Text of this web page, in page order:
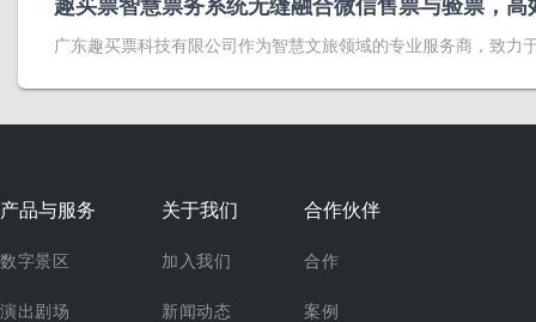
广东趣买票科技有限公司作为智慧文旅领域的专业服务商，致力
产品与服务
数字景区
演出剧场
关于我们
加入我们
新闻动态
合作伙伴
合作
案例